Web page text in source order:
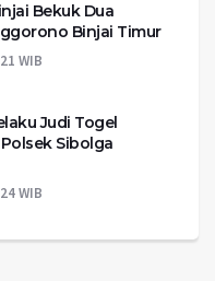
Bekuk Dua
Binjai Timur
WIB
Judi Togel
Sibolga
WIB